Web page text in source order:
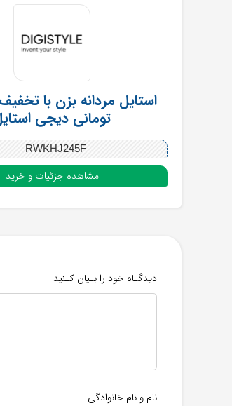
تومانی دیجی
RWKHJ245F
مشاهده جزئیات و خرید
دیدگـاه خود را بـیان کـنید
نام و نام خانوادگی